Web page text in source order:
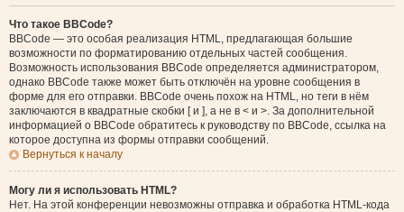
Что такое BBCode?
BBCode — это особая реализация HTML, предлагающая большие
возможности по форматированию отдельных частей сообщения.
Возможность использования BBCode определяется администратором,
однако BBCode также может быть отключён на уровне сообщения в
форме для его отправки. BBCode очень похож на HTML, но теги в нём
заключаются в квадратные скобки [ и ], а не в < и >. За дополнительной
информацией о BBCode обратитесь к руководству по BBCode, ссылка на
которое доступна из формы отправки сообщений.
Вернуться к началу
Могу ли я использовать HTML?
Нет. На этой конференции невозможны отправка и обработка HTML-кода